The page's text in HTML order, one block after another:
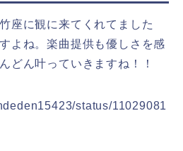
座に観に来てくれてました
よね。楽曲提供も優しさを感
どん叶っていきますね！！
status/11029081